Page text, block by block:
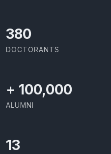
414
DOCTORANTS
+ 100,000
ALUMNI
13